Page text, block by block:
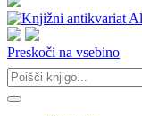
Preskoči na vsebino
Išči: